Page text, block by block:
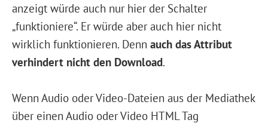
anzeigt würde auch nur hier der Schalter
„funktioniere“. Er würde aber auch hier nicht
wirklich funktionieren. Denn auch das Attribut
verhindert nicht den Download.
Wenn Audio oder Video-Dateien aus der Mediathek
über einen Audio oder Video HTML Tag